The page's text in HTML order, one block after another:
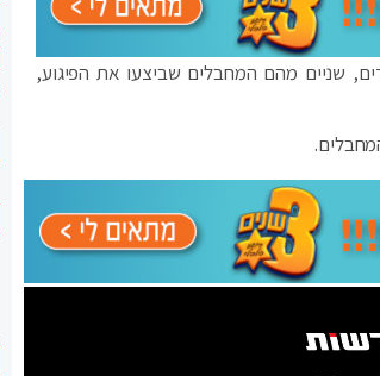
שניים מהם המחבלים שביצעו את הפיגוע,